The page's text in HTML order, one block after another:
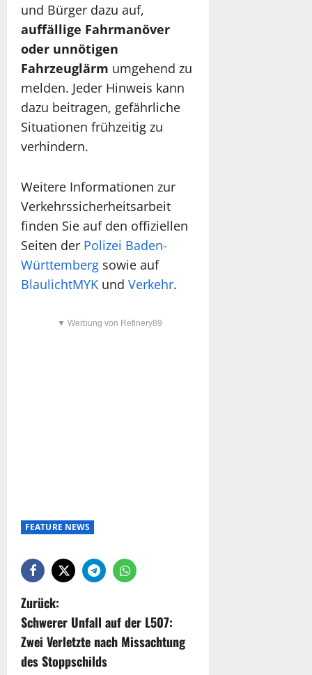
und Bürger dazu auf,
auffällige Fahrmanöver
oder unnötigen
Fahrzeuglärm umgehend zu
melden. Jeder Hinweis kann
dazu beitragen, gefährliche
Situationen frühzeitig zu
verhindern.
Weitere Informationen zur
Verkehrssicherheitsarbeit
finden Sie auf den offiziellen
Seiten der Polizei Baden-
Württemberg sowie auf
BlaulichtMYK und Verkehr.
▼ Werbung von Refinery89
FEATURE NEWS
Zurück:
Schwerer Unfall auf der L507:
Zwei Verletzte nach Missachtung
des Stoppschilds